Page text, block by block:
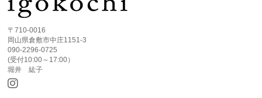
〒710-0016
岡山県倉敷市中庄1151-3
090-2296-0725
(受付10:00～17:00）
堀井 紘子